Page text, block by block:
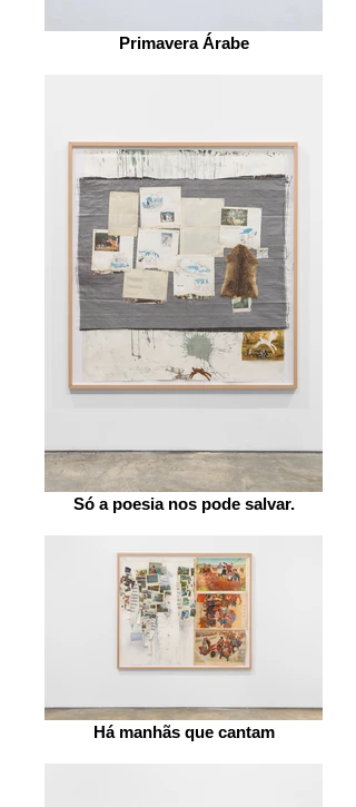
Primavera Árabe
Só a poesia nos pode salvar.
Há manhãs que cantam